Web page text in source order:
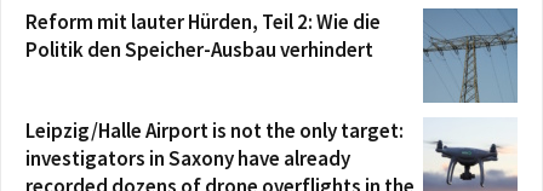
Reform mit lauter Hürden, Teil 2: Wie die
Politik den Speicher-Ausbau verhindert
Leipzig/Halle Airport is not the only target:
investigators in Saxony have already